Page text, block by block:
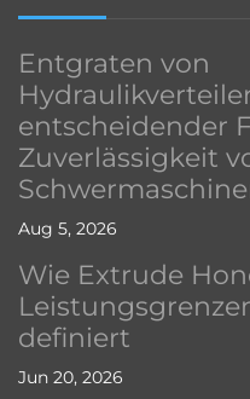
Entgraten von
entscheidender
Zuverlässigkeit
Aug 5, 2026
Wie Extrude
definiert
Jun 20, 2026